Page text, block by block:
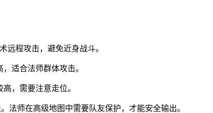
远程攻击，避免近身战斗。
适合法师群体攻击。
，需要注意走位。
法师在高级地图中需要队友保护，才能安全输出。